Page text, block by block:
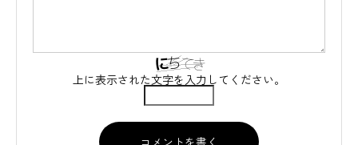
上に表示された文字を入力してください。